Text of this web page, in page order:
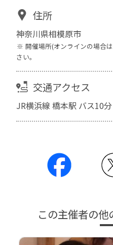
住所
神奈川県相模原市
開催場所(オンラインの場合
さい。
交通アクセス
JR横浜線 橋本駅 バス10分
この主催者の